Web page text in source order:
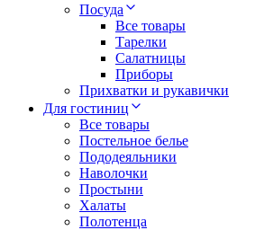
Посуда
Все товары
Тарелки
Салатницы
Приборы
Прихватки и рукавички
Для гостиниц
Все товары
Постельное белье
Пододеяльники
Наволочки
Простыни
Халаты
Полотенца